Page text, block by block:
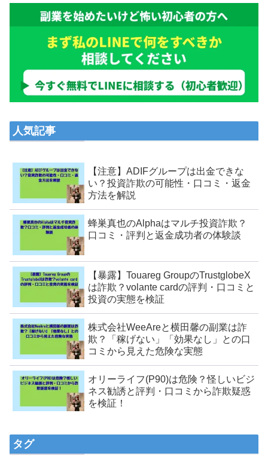
人気記事
【注意】ADIFグループは出金できな
い？投資詐欺の可能性・口コミ・返金
方法を解説
蜂巣真也のAlphaはマルチ投資詐欺？
口コミ・評判と返金成功者の体験談
【暴露】Touareg GroupのTrustglobeX
は詐欺？volante cardの評判・口コミと
投資の実態を検証
株式会社WeeAreと横田馨の副業は詐
欺？「稼げない」「効果なし」との口
コミから見えた危険な実態
オリーライフ(P90)は危険？怪しいビジ
ネス勧誘と評判・口コミから詐欺疑惑
を検証！
タグ